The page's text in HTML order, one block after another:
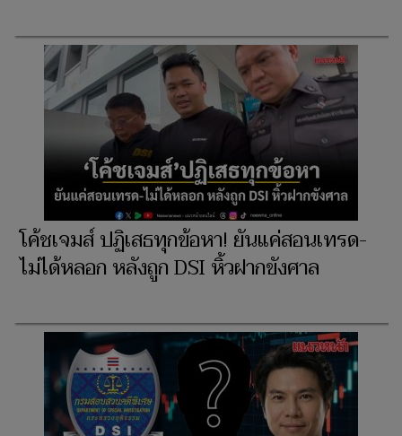
โค้ชเจมส์ ปฏิเสธทุกข้อหา! ยันแค่สอนเทรด-
ไม่ได้หลอก หลังถูก DSI หิ้วฝากขังศาล